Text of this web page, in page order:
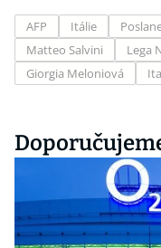
AFP Itálie
Matteo Salvini
Lega
Giorgia Meloniová